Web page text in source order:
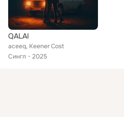
QALAI
aceeq, Keener Cost
Сингл
2025